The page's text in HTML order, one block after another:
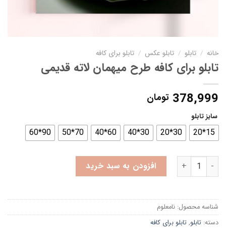
خانه / تابلو / تابلو عکس / تابلو برای کافه
تابلو برای کافه طرح میهمان لاته قدیمی
378,999 تومان
سایز تابلو
15*20
30*20
30*40
60*40
70*50
90*60
تابلو برای کافه طرح میهمان لاته قدیمی عدد
افزودن به سبد خرید
شناسه محصول: نامعلوم
دسته: تابلو, تابلو برای کافه